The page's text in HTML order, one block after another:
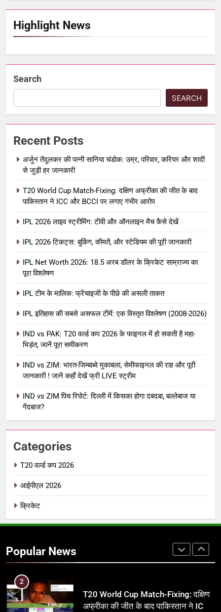
Highlight News
Search
SEARCH
Recent Posts
अर्जुन तेंदुलकर की पत्नी सानिया चंडोक: उम्र, परिवार, करियर और शादी
से जुड़ी हर जानकारी
T20 World Cup Match-Fixing: दक्षिण अफ्रीका की जीत के बाद
पाकिस्तान ने ICC और BCCI पर लगाए गंभीर आरोप
IPL 2026 लाइव स्ट्रीमिंग: टीवी और ऑनलाइन मैच कैसे देखें
IPL 2026 टिकट्स: बुकिंग, कीमतें, और स्टेडियम की पूरी जानकारी
IPL Net Worth 2026: 18.5 अरब डॉलर के क्रिकेट साम्राज्य का
पूरा विश्लेषण
IPL टीम के मालिक: फ्रेंचाइजी के पीछे की असली ताकत
IPL इतिहास की सबसे असफल टीमें: एक विस्तृत विश्लेषण (2008-2026)
IND vs PAK: T20 वर्ल्ड कप 2026 के फाइनल में हो सकती है महा-
भिड़ंत, जानें पूरा समीकरण
IND vs ZIM: भारत-जिम्बाब्वे मुकाबला, सेमीफाइनल की राह और पूरी
जानकारी ! जानें कहाँ देखें फ्री LIVE स्ट्रीम
IND vs ZIM पिच रिपोर्ट: दिल्ली में किसका होगा दबदबा, बल्लेबाज या
गेंदबाज?
Categories
T20 वर्ल्ड कप 2026
आईपीएल 2026
क्रिकेट
Popular News
IPL Net Worth 2026: 18.5 अरब डॉलर
आईपीएल 2026 क्रिकेट
IPL टीम के मालिक: फ्रेंचाइजी के पीछे की
असली ताकत
आईपीएल 2026 क्रिकेट
IPL इतिहास की सबसे असफल टीमें: एक
8
अर्जुन तेंदुलकर की पत्नी सानिया चंडोक:
उम्र, परिवार, करियर और शादी से जुड़ी हर
2
T20 World Cup Match-Fixing: दक्षिण
अफ्रीका की जीत के बाद पाकिस्तान ने ICC